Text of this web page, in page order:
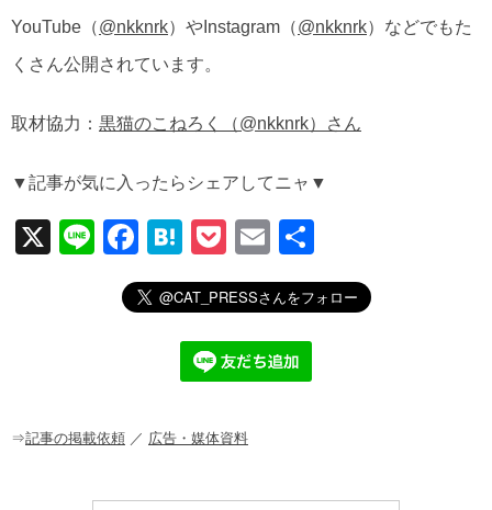
YouTube（@nkknrk）やInstagram（@nkknrk）などでもた
くさん公開されています。
取材協力： 黒猫のこねろく（@nkknrk）さん
▼記事が気に入ったらシェアしてニャ▼
X
Li
F
a
c
o
H
at
e
n
a
P
o
ck
et
E
m
ail
有
⇒記事の掲載依頼 ／ 広告・媒体資料